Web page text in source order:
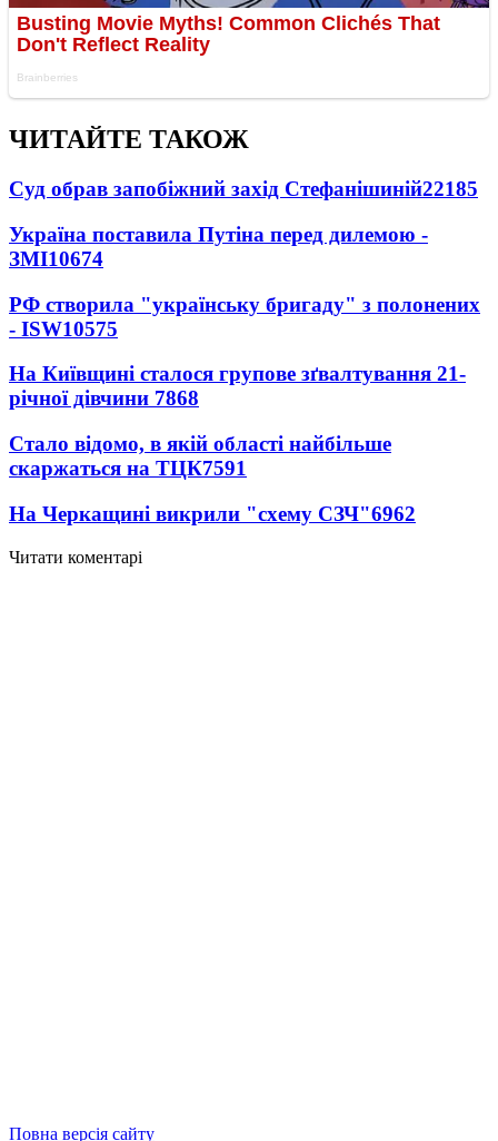
ЧИТАЙТЕ ТАКОЖ
Суд обрав запобіжний захід Стефанішиній22185
Україна поставила Путіна перед дилемою -
ЗМІ10674
РФ створила "українську бригаду" з полонених
- ISW10575
На Київщині сталося групове зґвалтування 21-
річної дівчини 7868
Стало відомо, в якій області найбільше
скаржаться на ТЦК7591
На Черкащині викрили "схему СЗЧ"6962
Читати коментарі
Повна версія сайту